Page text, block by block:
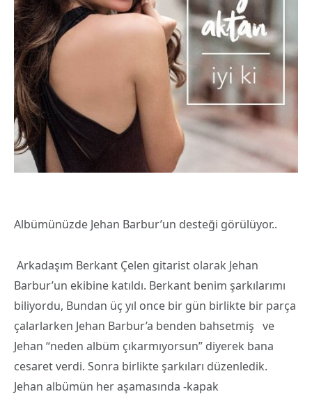
Albümünüzde Jehan Barbur’un desteği görülüyor..
Arkadaşım Berkant Çelen gitarist olarak Jehan
Barbur’un ekibine katıldı. Berkant benim şarkılarımı
biliyordu, Bundan üç yıl once bir gün birlikte bir parça
çalarlarken Jehan Barbur’a benden bahsetmiş ve
Jehan “neden albüm çıkarmıyorsun” diyerek bana
cesaret verdi. Sonra birlikte şarkıları düzenledik.
Jehan albümün her aşamasında -kapak